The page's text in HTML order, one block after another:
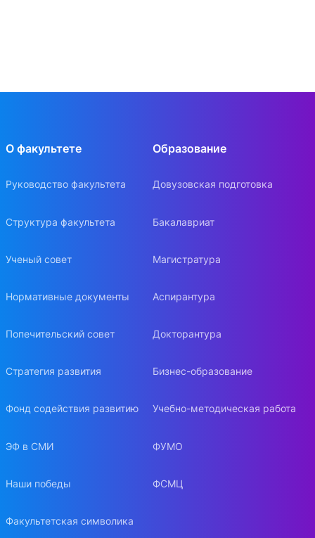
О факультете
Руководство факультета
Структура факультета
Ученый совет
Нормативные документы
Попечительский совет
Стратегия развития
Фонд содействия развитию
ЭФ в СМИ
Наши победы
Факультетская символика
Образование
Довузовская подготовка
Бакалавриат
Магистратура
Аспирантура
Докторантура
Бизнес-образование
Учебно-методическая работа
ФУМО
ФСМЦ